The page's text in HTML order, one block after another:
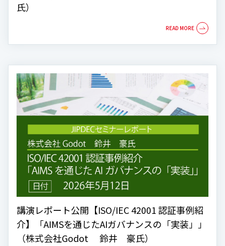
氏）
講演レポート公開【ISO/IEC 42001 認証事例紹
介】「AIMSを通じたAIガバナンスの「実装」」
（株式会社Godot 鈴井 豪氏）